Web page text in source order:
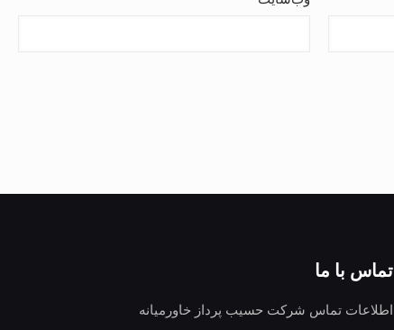
تماس با ما
اطلاعات تماس شرکت حسیب پرداز خاورمیانه